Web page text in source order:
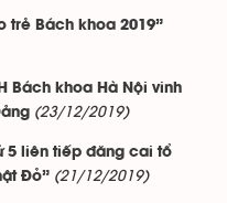
trẻ Bách khoa 2019”
Bách khoa Hà Nội vinh
(23/12/2019)
5 liên tiếp đăng cai tổ
Đỏ” (21/12/2019)